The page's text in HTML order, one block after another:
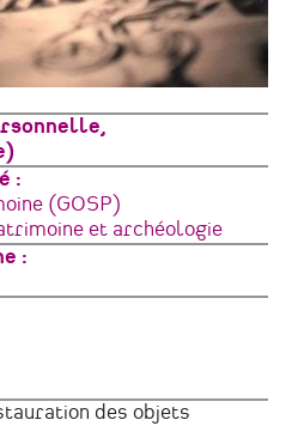
(GOSP)
et archéologie
des objets